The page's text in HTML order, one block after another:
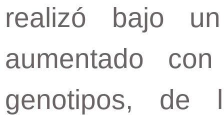
realizó bajo
aumentado
genotipos, de